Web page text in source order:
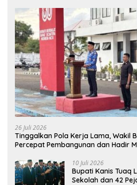
26 Juli 2026
Tinggalkan Pola Kerja Lama, Wakil
Percepat Pembangunan dan Hadir
10 Juli 2026
Bupati Kanis Tuaq
Sekolah dan 42